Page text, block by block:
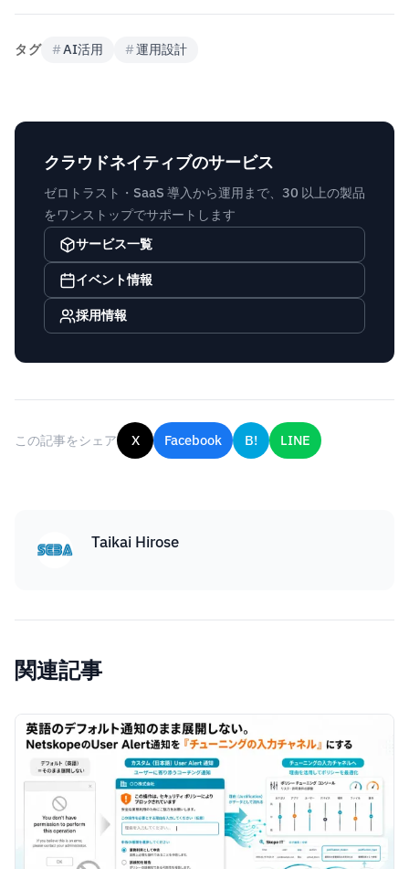
タグ #AI活用 #運用設計
クラウドネイティブのサービス
ゼロトラスト・SaaS 導入から運用まで、30 以上の製品
をワンストップでサポートします
サービス一覧
イベント情報
採用情報
この記事をシェア X Facebook B! LINE
Taikai Hirose
関連記事